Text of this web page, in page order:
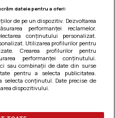
preferințele
datele pentru a oferi:
de pe un dispozitiv. Dezvoltarea
performanței reclamelor.
conținutului personalizat.
Utilizarea profilurilor pentru
Crearea profilurilor pentru
performanței conținutului.
sau combinații de date din surse
pentru a selecta publicitatea.
conținutul. Date precise de
dispozitivului.